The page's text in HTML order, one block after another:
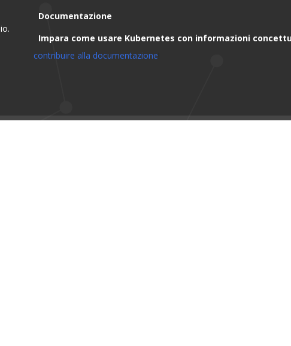
Documentazione
Impara come usare Kubernetes con informazioni
contribuire alla documentazione